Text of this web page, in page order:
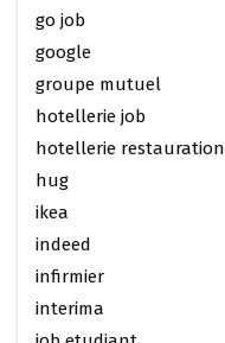
go job
google
groupe mutuel
hotellerie job
hotellerie restauration
hug
ikea
indeed
infirmier
interima